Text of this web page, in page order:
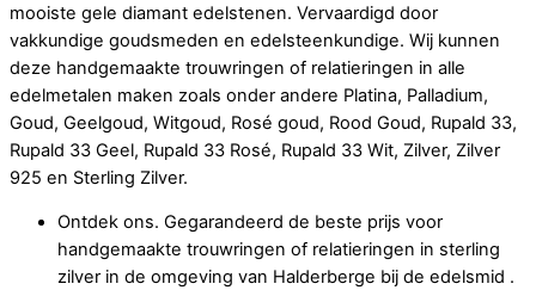
mooiste gele diamant edelstenen. Vervaardigd door
vakkundige goudsmeden en edelsteenkundige. Wij kunnen
deze handgemaakte trouwringen of relatieringen in alle
edelmetalen maken zoals onder andere Platina, Palladium,
Goud, Geelgoud, Witgoud, Rosé goud, Rood Goud, Rupald 33,
Rupald 33 Geel, Rupald 33 Rosé, Rupald 33 Wit, Zilver, Zilver
925 en Sterling Zilver.
Ontdek ons. Gegarandeerd de beste prijs voor
handgemaakte trouwringen of relatieringen in sterling
zilver in de omgeving van Halderberge bij de edelsmid .